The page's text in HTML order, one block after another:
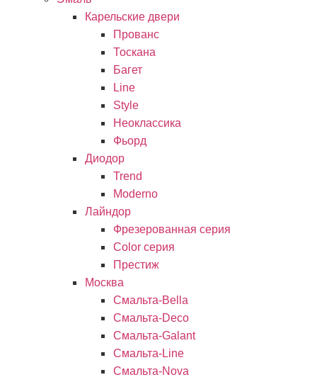
Карельские двери
Прованc
Тоскана
Багет
Line
Style
Неоклассика
Фьорд
Диодор
Trend
Moderno
Лайндор
Фрезерованная серия
Color серия
Престиж
Москва
Смальта-Bella
Смальта-Deco
Смальта-Galant
Смальта-Line
Смальта-Nova